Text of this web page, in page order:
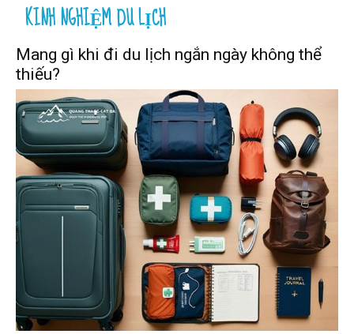
KINH NGHIỆM DU LỊCH
Mang gì khi đi du lịch ngắn ngày không thể
thiếu?